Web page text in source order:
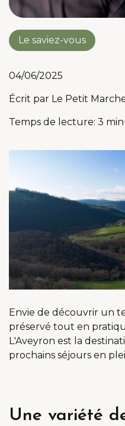
Le saviez-vous
04/06/2025
Écrit par Le Petit
Temps de lecture: 3
Envie de découvrir un
préservé tout en
L'Aveyron est la
prochains séjours en
Une variété